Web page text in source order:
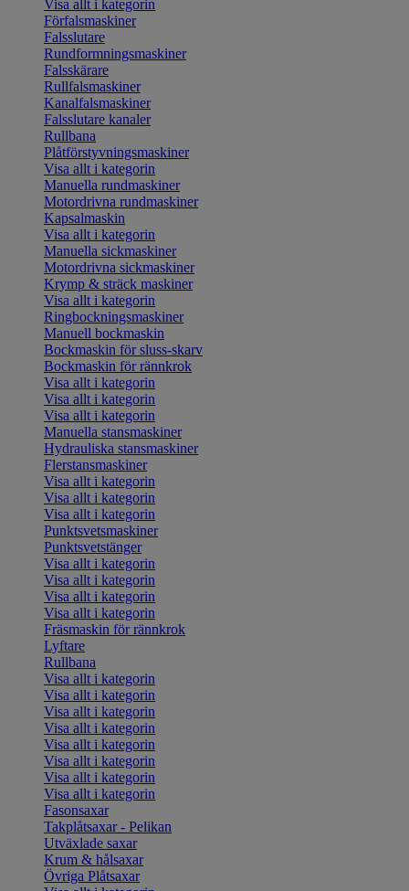
Visa allt i kategorin
Förfalsmaskiner
Falsslutare
Rundformningsmaskiner
Falsskärare
Rullfalsmaskiner
Kanalfalsmaskiner
Falsslutare kanaler
Rullbana
Plåtförstyvningsmaskiner
Visa allt i kategorin
Manuella rundmaskiner
Motordrivna rundmaskiner
Kapsalmaskin
Visa allt i kategorin
Manuella sickmaskiner
Motordrivna sickmaskiner
Krymp & sträck maskiner
Visa allt i kategorin
Ringbockningsmaskiner
Manuell bockmaskin
Bockmaskin för sluss-skarv
Bockmaskin för rännkrok
Visa allt i kategorin
Visa allt i kategorin
Visa allt i kategorin
Manuella stansmaskiner
Hydrauliska stansmaskiner
Flerstansmaskiner
Visa allt i kategorin
Visa allt i kategorin
Visa allt i kategorin
Punktsvetsmaskiner
Punktsvetstänger
Visa allt i kategorin
Visa allt i kategorin
Visa allt i kategorin
Visa allt i kategorin
Fräsmaskin för rännkrok
Lyftare
Rullbana
Visa allt i kategorin
Visa allt i kategorin
Visa allt i kategorin
Visa allt i kategorin
Visa allt i kategorin
Visa allt i kategorin
Visa allt i kategorin
Visa allt i kategorin
Fasonsaxar
Takplåtsaxar - Pelikan
Utväxlade saxar
Krum & hålsaxar
Övriga Plåtsaxar